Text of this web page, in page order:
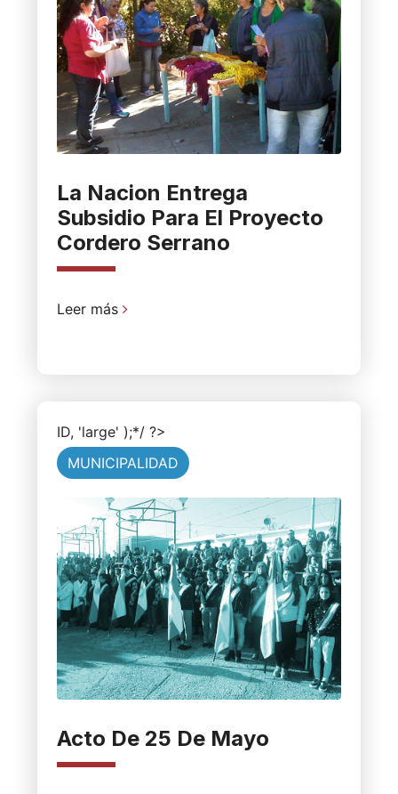
La Nacion Entrega
Subsidio Para El Proyecto
Cordero Serrano
Leer más
ID, 'large' );*/ ?>
MUNICIPALIDAD
Acto De 25 De Mayo